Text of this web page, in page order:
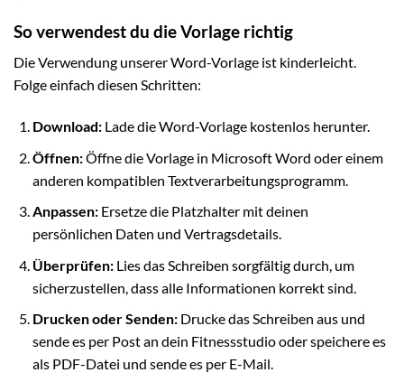
So verwendest du die Vorlage richtig
Die Verwendung unserer Word-Vorlage ist kinderleicht.
Folge einfach diesen Schritten:
Download:Lade die Word-Vorlage kostenlos herunter.
Öffnen:Öffne die Vorlage in Microsoft Word oder einem
anderen kompatiblen Textverarbeitungsprogramm.
Anpassen:Ersetze die Platzhalter mit deinen
persönlichen Daten und Vertragsdetails.
Überprüfen:Lies das Schreiben sorgfältig durch, um
sicherzustellen, dass alle Informationen korrekt sind.
Drucken oder Senden:Drucke das Schreiben aus und
sende es per Post an dein Fitnessstudio oder speichere es
als PDF-Datei und sende es per E-Mail.